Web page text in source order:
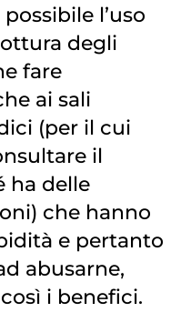
l’uso
degli
fare
ai sali
(per il cui
il
ha delle
che hanno
e pertanto
abusarne,
i benefici.